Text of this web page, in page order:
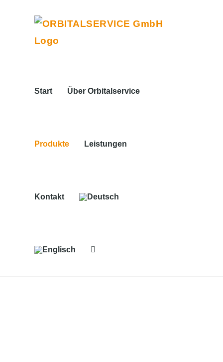
springen
Start Über Orbitalservice
Produkte Leistungen
Kontakt